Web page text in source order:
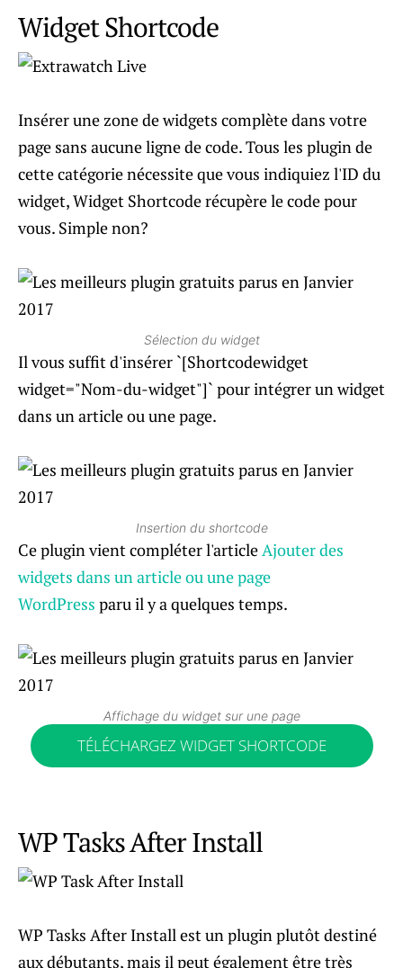
Widget Shortcode
Insérer une zone de widgets complète dans votre
page sans aucune ligne de code. Tous les plugin de
cette catégorie nécessite que vous indiquiez l'ID du
widget, Widget Shortcode récupère le code pour
vous. Simple non?
Sélection du widget
Il vous suffit d'insérer `[Shortcodewidget
widget="Nom-du-widget"]` pour intégrer un widget
dans un article ou une page.
Insertion du shortcode
Ce plugin vient compléter l'article Ajouter des
widgets dans un article ou une page
WordPress paru il y a quelques temps.
Affichage du widget sur une page
TÉLÉCHARGEZ WIDGET SHORTCODE
WP Tasks After Install
WP Tasks After Install est un plugin plutôt destiné
aux débutants, mais il peut également être très